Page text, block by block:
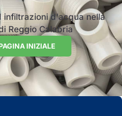
infiltrazioni d'acqua nella
Reggio Calabria
INIZIALE